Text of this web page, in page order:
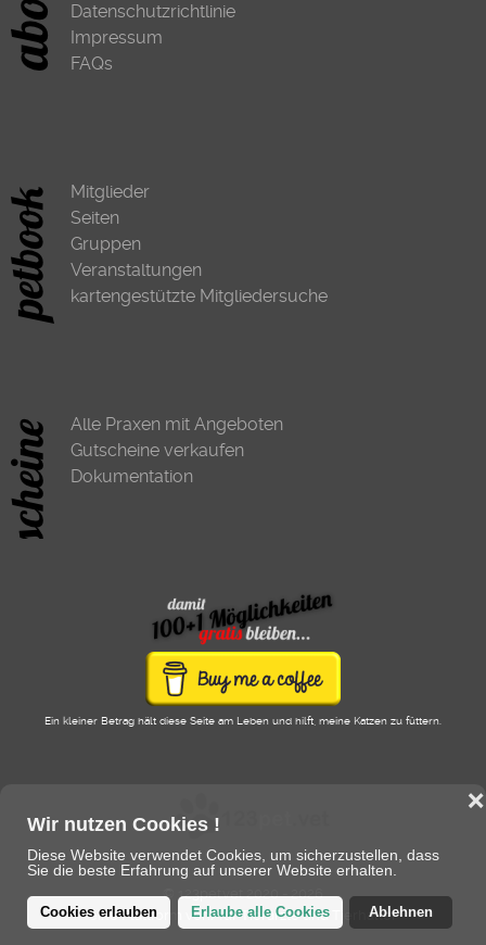
Wir nutzen Cookies !
Diese Website verwendet Cookies, um sicherzustellen, dass
Sie die beste Erfahrung auf unserer Website erhalten.
Cookies erlauben Erlaube alle Cookies Ablehnen
❌
Datenschutzrichtlinie
Impressum
FAQs
Mitglieder
Seiten
Gruppen
Veranstaltungen
kartengestützte Mitgliedersuche
Alle Praxen mit Angeboten
Gutscheine verkaufen
Dokumentation
Ein kleiner Betrag hält diese Seite am Leben und hilft, meine Katzen zu füttern.
© 123pet.vet 2020 - 2026
eine Plattform von/für Tierärzte und Tierhalter